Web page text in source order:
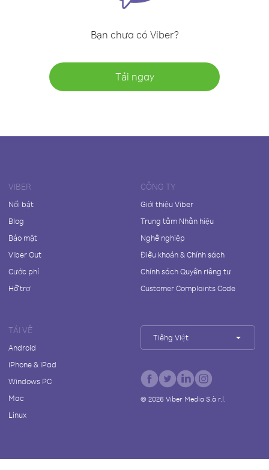
Bạn chưa có Viber?
Tải ngay
VIBER
Nổi bật
Blog
Bảo mật
Viber Out
Cước phí
Hỗ trợ
CÔNG TY
Giới thiệu Viber
Trung tâm Nhãn hiệu
Nghề nghiệp
Điều khoản & Chính sách
Chính sách Quyền riêng tư
Customer Complaints Code
TẢI VỀ
Android
iPhone & iPad
Windows PC
Mac
Linux
Tiếng Việt
© 2026Viber Media S.à r.l.